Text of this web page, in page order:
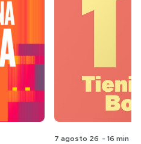
7 agosto 26 - 16 min